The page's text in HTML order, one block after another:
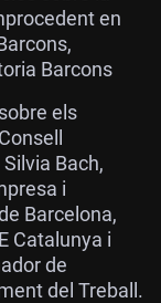
en
Barcons
els
Bach,
i
Barcelona,
Catalunya i
de
del Treball.